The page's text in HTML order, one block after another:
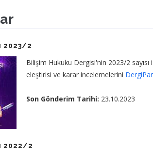
2023/2
Bilişim Hukuku Dergisi'nin 2023/2
eleştirisi ve karar incelemelerini
Son Gönderim Tarihi: 23.10.2023
2022/2